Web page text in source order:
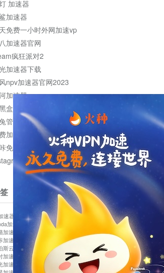
加速器
加速器
免费一小时外网加速vp
加速器官网
疯狂派对2
加速器下载
npv加速器官网2023
加速器
盒加速器加速
管理平台
加速器
免费加速服务器
网页版登录入口
速器 bitznet hidecat i7加速器
kuai500
加速器
snap加速器 vp加速器
中信加速器
加速器
云速加速器
加速器
哔咔哔咔加速器 喵云 回锅肉加速器
斯云
小明加速器 小蓝鸟加速器
布谷vp加速器
加速器
心阶云 快连 怎么上外网
易飞加速器
加速器
机场加速器 松果云 梯子加速器